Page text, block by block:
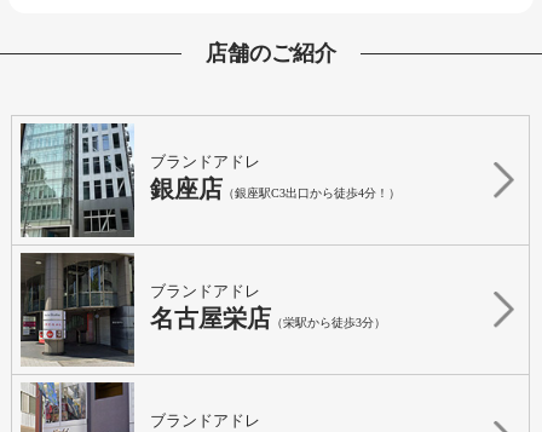
店舗のご紹介
ブランドアドレ
銀座店 （銀座駅C3出口から徒歩4分！）
ブランドアドレ
名古屋栄店 （栄駅から徒歩3分）
ブランドアドレ